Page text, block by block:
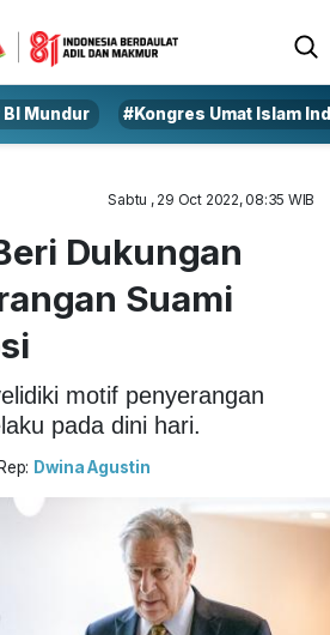
Mundur #Kongres Umat Islam
Sabtu , 29 Oct 2022, 08:35 WIB
Dukungan
Suami
motif penyerangan
pada dini hari.
Rep: Dwina Agustin